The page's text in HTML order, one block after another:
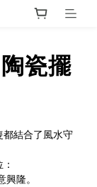
瓷擺
都結合了風水守
隆。